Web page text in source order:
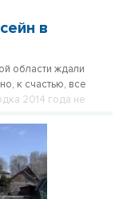
в
области ждали
к счастью, все
2014 года не